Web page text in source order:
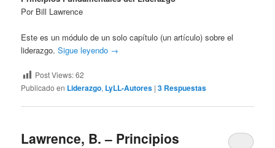
Por Bill Lawrence
Este es un módulo de un solo capítulo (un artículo) sobre el
liderazgo.Sigue leyendo →
Post Views:62
Publicado en Liderazgo, LyLL-Autores |3 Respuestas
Lawrence, B. – Principios